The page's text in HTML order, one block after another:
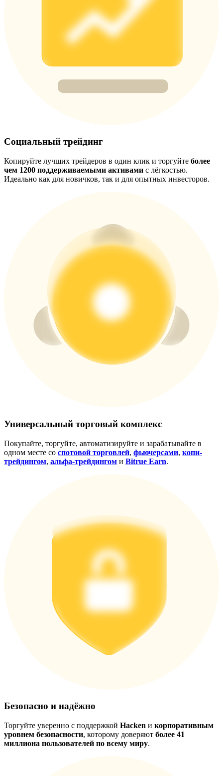
BTC New User Exclusive: 6.5% APR
BTC Flexible Staking | Daily Rewards
Выигрывайте призы и эксклюзивные награды
ЛогинЗарегистрироваться
Зарегистрироваться
награда
приложение Bitrue
Социальный трейдинг
Копируйте лучших трейдеров в один клик и торгуйте более
чем 1200 поддерживаемыми активами с лёгкостью.
Идеально как для новичков, так и для опытных инвесторов.
Универсальный торговый комплекс
Покупайте, торгуйте, автоматизируйте и зарабатывайте в
одном месте со спотовой торговлей, фьючерсами, копи-
трейдингом, альфа-трейдингом и Bitrue Earn.
Безопасно и надёжно
Торгуйте уверенно с поддержкой Hacken и корпоративным
уровнем безопасности, которому доверяют более 41
миллиона пользователей по всему миру.